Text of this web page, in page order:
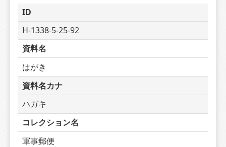
ID
H-1338-5-25-92
資料名
はがき
資料名カナ
ハガキ
コレクション名
軍事郵便